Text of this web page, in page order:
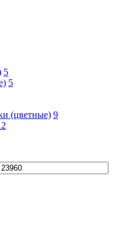
5
5
(цветные) 9